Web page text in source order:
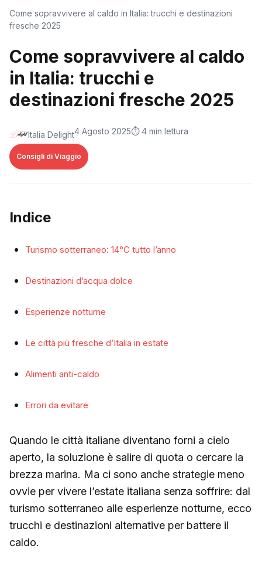
Come sopravvivere al caldo in Italia: trucchi e destinazioni
fresche 2025
Come sopravvivere al caldo
in Italia: trucchi e
destinazioni fresche 2025
Italia Delight4 Agosto 2025⏱️ 4 min lettura
Consigli di Viaggio
Indice
Turismo sotterraneo: 14°C tutto l’anno
Destinazioni d’acqua dolce
Esperienze notturne
Le città più fresche d’Italia in estate
Alimenti anti-caldo
Errori da evitare
Quando le città italiane diventano forni a cielo
aperto, la soluzione è salire di quota o cercare la
brezza marina. Ma ci sono anche strategie meno
ovvie per vivere l’estate italiana senza soffrire: dal
turismo sotterraneo alle esperienze notturne, ecco
trucchi e destinazioni alternative per battere il
caldo.